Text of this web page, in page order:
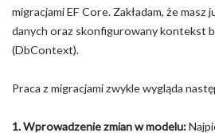
migracjami EF Core. Zakładam, że
danych oraz skonfigurowany kontekst
(DbContext).
Praca z migracjami zwykle wygląda
1. Wprowadzenie zmian w modelu: